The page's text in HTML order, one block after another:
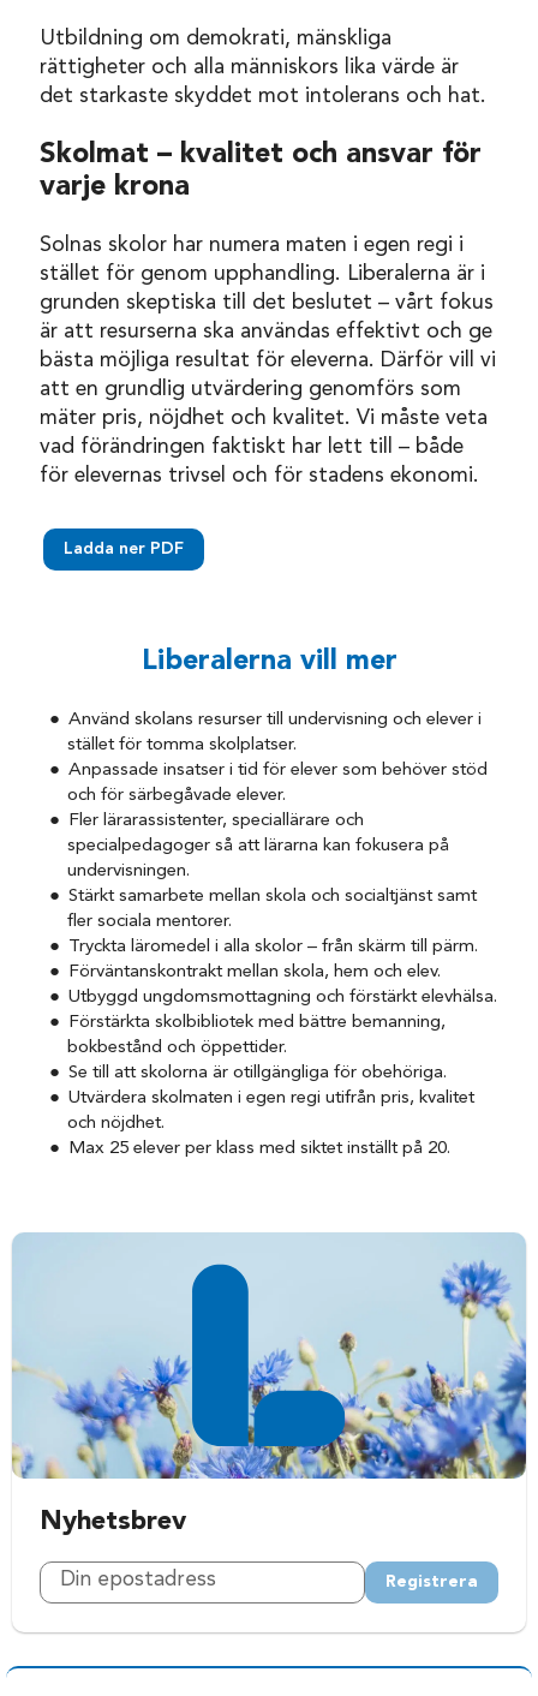
Utbildning om demokrati, mänskliga
rättigheter och alla människors lika värde är
det starkaste skyddet mot intolerans och hat.
Skolmat – kvalitet och ansvar för
varje krona
Solnas skolor har numera maten i egen regi i
stället för genom upphandling. Liberalerna är i
grunden skeptiska till det beslutet – vårt fokus
är att resurserna ska användas effektivt och ge
bästa möjliga resultat för eleverna. Därför vill vi
att en grundlig utvärdering genomförs som
mäter pris, nöjdhet och kvalitet. Vi måste veta
vad förändringen faktiskt har lett till – både
för elevernas trivsel och för stadens ekonomi.
Ladda ner PDF
Liberalerna vill mer
Använd skolans resurser till undervisning och elever i
stället för tomma skolplatser.
Anpassade insatser i tid för elever som behöver stöd
och för särbegåvade elever.
Fler lärarassistenter, speciallärare och
specialpedagoger så att lärarna kan fokusera på
undervisningen.
Stärkt samarbete mellan skola och socialtjänst samt
fler sociala mentorer.
Tryckta läromedel i alla skolor – från skärm till pärm.
Förväntanskontrakt mellan skola, hem och elev.
Utbyggd ungdomsmottagning och förstärkt elevhälsa.
Förstärkta skolbibliotek med bättre bemanning,
bokbestånd och öppettider.
Se till att skolorna är otillgängliga för obehöriga.
Utvärdera skolmaten i egen regi utifrån pris, kvalitet
och nöjdhet.
Max 25 elever per klass med siktet inställt på 20.
Nyhetsbrev
Registrera